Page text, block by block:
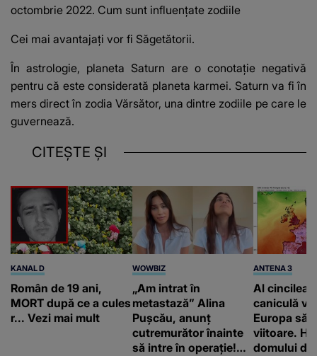
octombrie 2022. Cum sunt influențate zodiile
Cei mai avantajați vor fi Săgetătorii.
În astrologie, planeta Saturn are o conotație negativă
pentru că este considerată planeta karmei. Saturn va fi în
mers direct în zodia Vărsător, una dintre zodiile pe care le
guvernează.
CITEȘTE ȘI
KANAL D
Român de 19 ani,
MORT după ce a cules
r... Vezi mai mult
WOWBIZ
„Am intrat în
metastază” Alina
Pușcău, anunț
cutremurător înainte
să intre în operație!
ANTENA 3
Al cincilea
caniculă
Europa
viitoare.
domului de